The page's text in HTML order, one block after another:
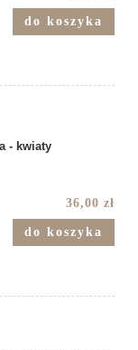
do koszyka
- kwiaty
36,00 zł
do koszyka